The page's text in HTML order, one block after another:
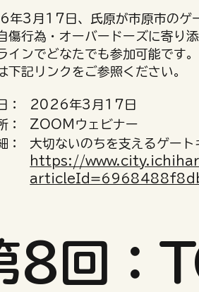
3月17日、氏原が市原市のゲ
傷行為・オーバードーズに寄り
インでどなたでも参加可能です。
下記リンクをご参照ください。
：
2026年3月17日
ZOOMウェビナー
大切ないのちを支えるゲー
https://
8回